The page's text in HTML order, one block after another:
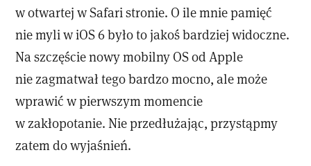
w otwartej w Safari stronie. O ile mnie pamięć
nie myli w iOS 6 było to jakoś bardziej widoczne.
Na szczęście nowy mobilny OS od Apple
nie zagmatwał tego bardzo mocno, ale może
wprawić w pierwszym momencie
w zakłopotanie. Nie przedłużając, przystąpmy
zatem do wyjaśnień.